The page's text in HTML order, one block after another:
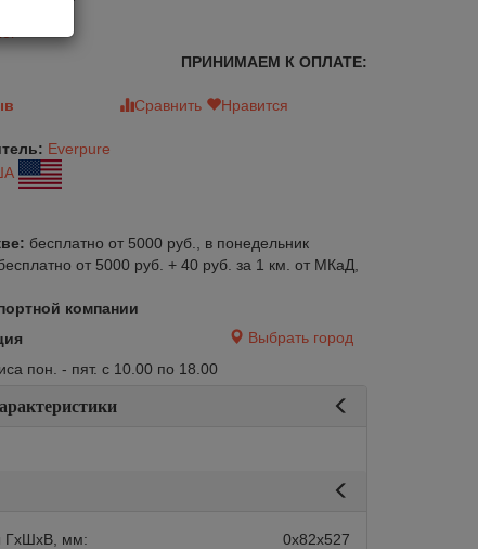
ПРИНИМАЕМ К ОПЛАТЕ:
Сравнить
Нравится
Everpure
бесплатно от 5000 руб., в понедельник
от 5000 руб. + 40 руб. за 1 км. от МКаД,
компании
Выбрать город
пон. - пят. с 10.00 по 18.00
ГхШхВ, мм:
0х82х527